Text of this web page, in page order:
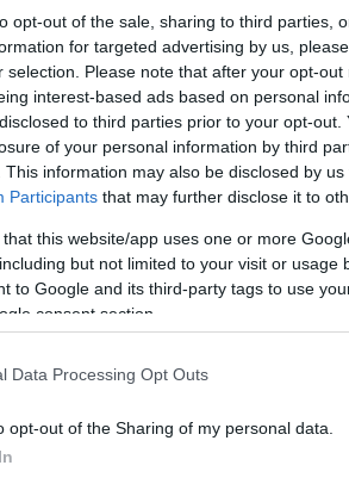
opt-out of the sale, sharing to third parties,
for targeted advertising by us,
selection. Please note that after your opt-
interest-based ads based on personal
to third parties prior to your opt-
of your personal information by third
This information may also be disclosed by
Participants that may further disclose it to
that this website/app uses one or more
but not limited to your visit or usage
to Google and its third-party tags to use
consent section.
Data Processing Opt Outs
opt-out of the Sharing of my personal data.
Κατερίνα Παπανάτσιου,
λόγω της
να γίνει στις Δ.Ο.Υ.
πληρώσουν εμπρόθεσμα τα τέλη
ίσο με την αξία τους. Το
να είχε εξοφληθεί. Για
πληρώσει τέλη κυκλοφορίας
θα έχει τη δυνατότητα να τη
ρύθμιση σε 24 δόσεις, αλλά η
τόκους.